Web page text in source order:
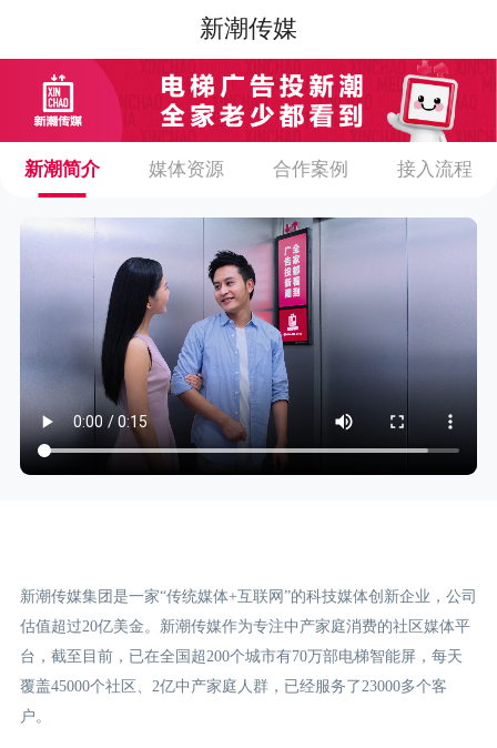
新潮传媒
新潮简介 媒体资源 合作案例 接入流程
新潮传媒集团是一家“传统媒体+互联网”的科技媒体创新企业，公司
估值超过20亿美金。新潮传媒作为专注中产家庭消费的社区媒体平
台，截至目前，已在全国超200个城市有70万部电梯智能屏，每天
覆盖45000个社区、2亿中产家庭人群，已经服务了23000多个客
户。